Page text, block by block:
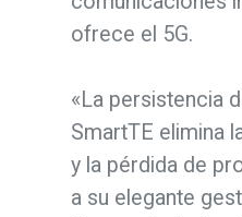
ofrece el 5G.
«La persistencia
SmartTE elimina
y la pérdida de
a su elegante